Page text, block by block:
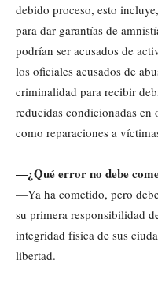
debido proceso, esto
para dar garantías de
podrían ser acusados de
los oficiales acusados de
criminalidad para recibir
reducidas condicionadas en
como reparaciones a
—¿Qué error no debe
—Ya ha cometido, pero
su primera responsibilidad
integridad física de sus
libertad.